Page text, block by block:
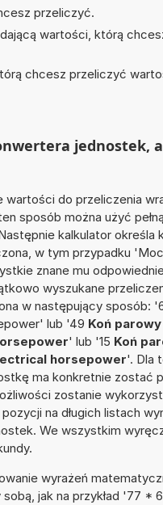
przeliczyć.
wartości, którą
chcesz przeliczyć
jednostek,
do przeliczenia
sposób można użyć
kalkulator określa
w tym przypadku
znane mu
wyszukane
w następujący sposób:
lub '49 Koń
' lub '15 Koń
horsepower'. Dla
ma konkretnie zostać
zostanie
na długich listach
We wszystkim
wyrażeń
jak na przykład '77 *